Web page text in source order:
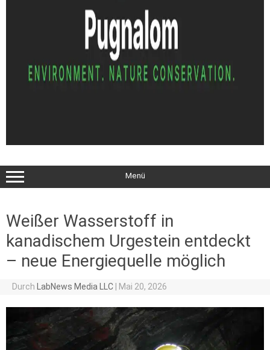
Menü
Weißer Wasserstoff in
kanadischem Urgestein entdeckt
– neue Energiequelle möglich
Durch LabNews Media LLC Mai 20, 2026